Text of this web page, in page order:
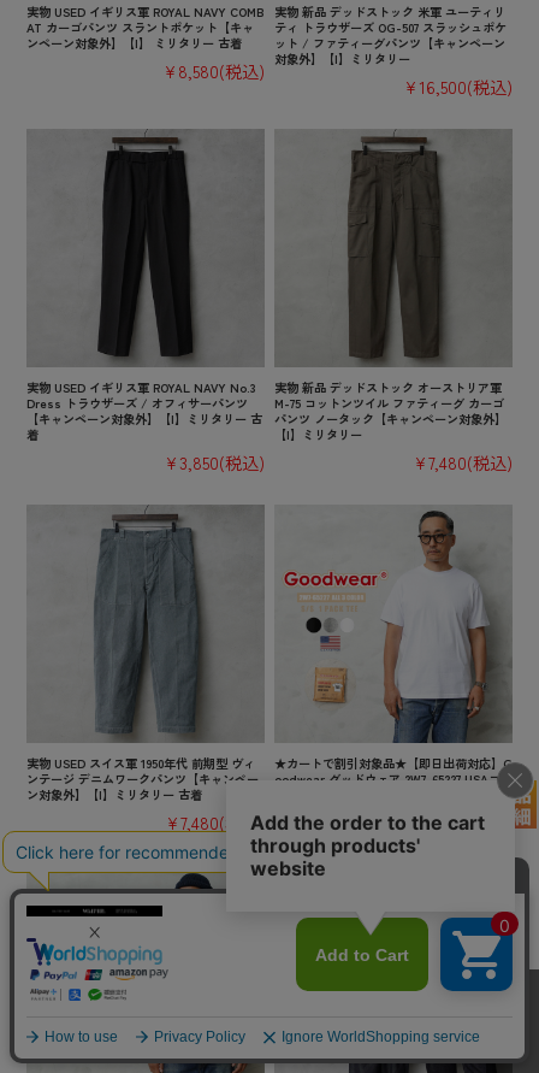
実物 USED イギリス軍 ROYAL NAVY COMB
AT カーゴパンツ スラントポケット【キャ
ンペーン対象外】【I】 ミリタリー 古着
¥8,580(税込)
実物 新品 デッドストック 米軍 ユーティリ
ティ トラウザーズ OG-507 スラッシュポケ
ット / ファティーグパンツ【キャンペーン
対象外】【I】ミリタリー
¥16,500(税込)
実物 USED イギリス軍 ROYAL NAVY No.3
Dress トラウザーズ / オフィサーパンツ
【キャンペーン対象外】【I】ミリタリー 古
着
¥3,850(税込)
実物 新品 デッドストック オーストリア軍
M-75 コットンツイル ファティーグ カーゴ
パンツ ノータック【キャンペーン対象外】
【I】ミリタリー
¥7,480(税込)
実物 USED スイス軍 1950年代 前期型 ヴィ
ンテージ デニムワークパンツ【キャンペー
ン対象外】【I】ミリタリー 古着
¥7,480(税込)
★カートで割引対象品★【即日出荷対応】G
oodwear グッドウェア 2W7-65227 USAコッ
¥2,200(税込)